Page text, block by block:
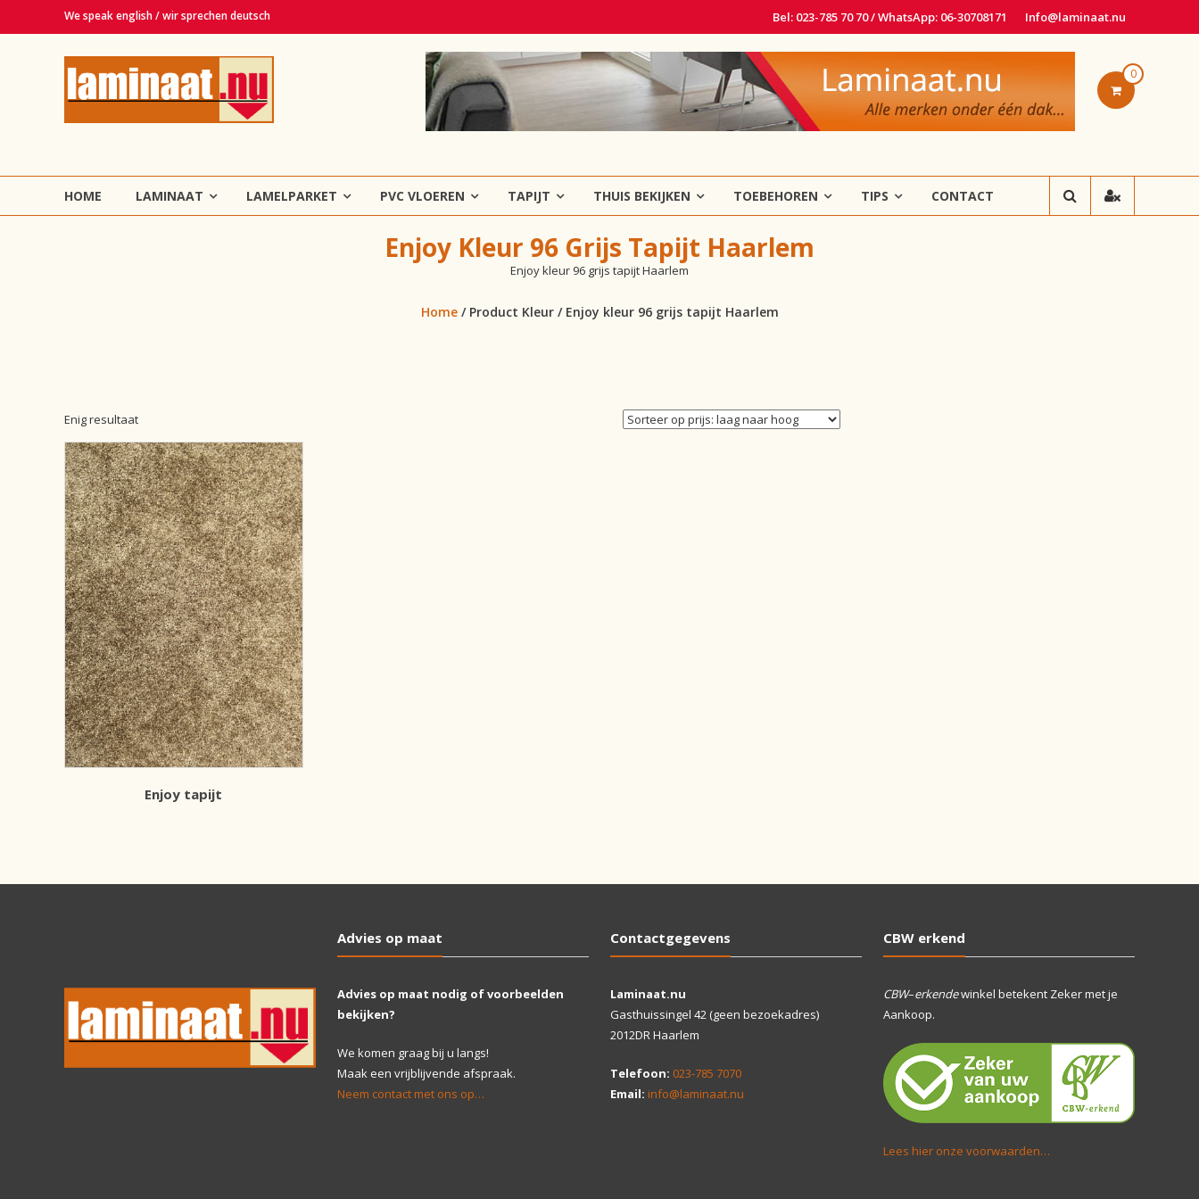
We speak english / wir sprechen deutsch Bel: 023-785 70 70 / WhatsApp: 06-30708171 Info@laminaat.nu
Laminaat.nu
Haarlem
lamelparket,
PVC
en
0
HOME LAMINAAT LAMELPARKET PVC VLOEREN TAPIJT THUIS BEKIJKEN TOEBEHOREN TIPS CONTACT
Enjoy Kleur 96 Grijs Tapijt Haarlem
Enjoy kleur 96 grijs tapijt Haarlem
Home/ Product Kleur / Enjoy kleur 96 grijs tapijt Haarlem
Enig resultaat
Enjoy tapijt
Advies op maat
Advies op maat nodig of voorbeelden
bekijken?
We komen graag bij u langs!
Maak een vrijblijvende afspraak.
Neem contact met ons op…
Contactgegevens
Laminaat.nu
Gasthuissingel 42 (geen bezoekadres)
2012DR Haarlem
Telefoon: 023-785 7070
Email: info@laminaat.nu
CBW erkend
CBW–erkendewinkel betekent Zeker met je
Aankoop.
Lees hier onze voorwaarden…